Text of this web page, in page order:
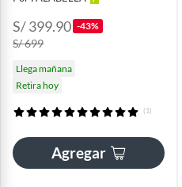
S/ 399.90 -43%
S/ 699
Llega mañana
Retira hoy
(1)
Agregar